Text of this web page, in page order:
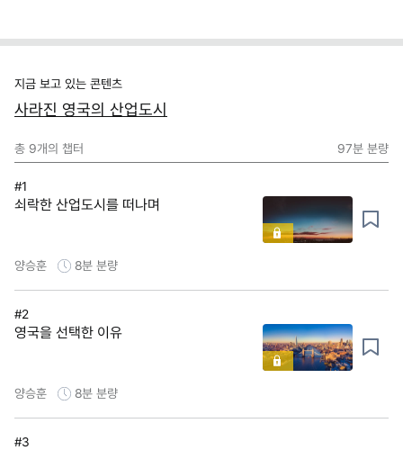
지금 보고 있는 콘텐츠
사라진 영국의 산업도시
총 9개의 챕터 97분 분량
#1
쇠락한 산업도시를 떠나며
양승훈 8분 분량
#2
영국을 선택한 이유
양승훈 8분 분량
#3